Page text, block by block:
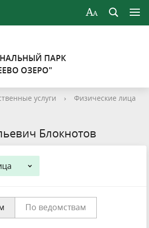
ПАРК
ОЗЕРО"
услуги ›
Физические лица
Блокнотов
По ведомствам